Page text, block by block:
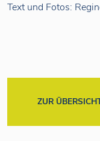
Text und Fotos:
ZUR